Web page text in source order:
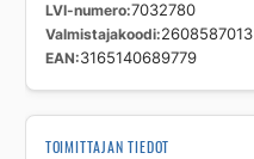
LVI-numero 7032780
Valmistajakoodi 2608587013
EAN 3165140689779
TOIMITTAJAN TIEDOT